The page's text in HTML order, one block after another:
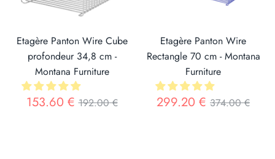
Etagère Panton Wire Cube
profondeur 34,8 cm -
Montana Furniture
153.60 €Prix
192.00 €
Etagère Panton Wire
Rectangle 70 cm - Montana
Furniture
299.20 € Prix
374.00 €